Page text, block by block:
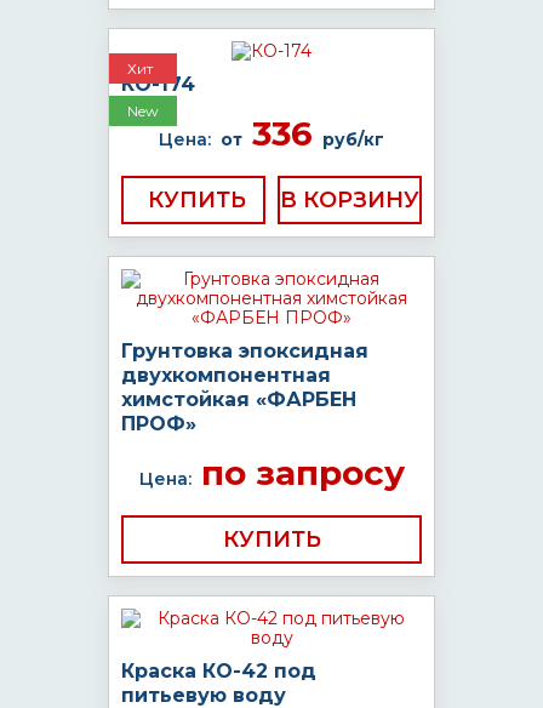
Хит
New
КО-174
Цена: от 336 руб/кг
КУПИТЬ
Грунтовка эпоксидная
двухкомпонентная
химстойкая «ФАРБЕН
ПРОФ»
Цена:по запросу
КУПИТЬ
Краска КО-42 под
питьевую воду